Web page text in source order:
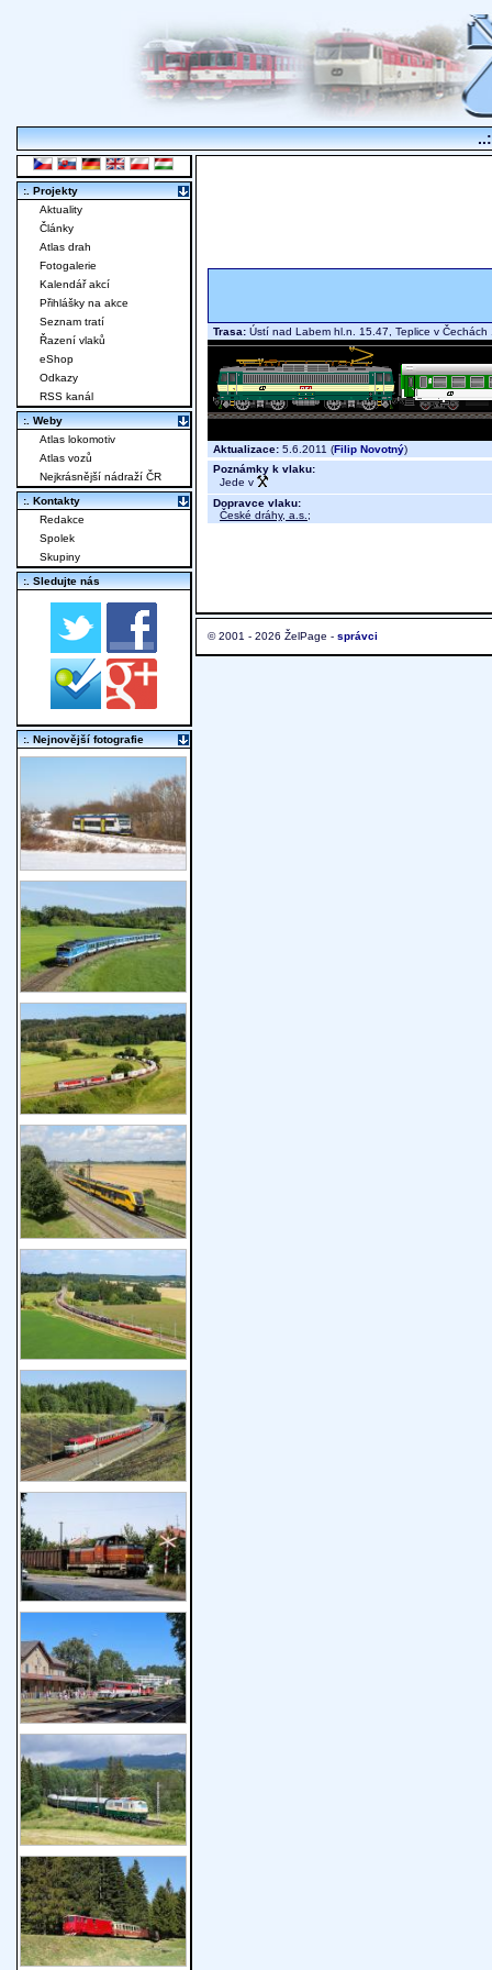
Trasa: Ústí nad Labem hl.n. 15.47, Teplice v
Aktualizace: 5.6.2011 (Filip Novotný)
Poznámky k vlaku:
Jede v
Dopravce vlaku:
České dráhy, a.s. ;
© 2001 - 2026 ŽelPage - správci
:. Projekty
Aktuality
Články
Atlas drah
Fotogalerie
Kalendář akcí
Přihlášky na akce
Seznam tratí
Řazení vlaků
eShop
Odkazy
RSS kanál
:. Weby
Atlas lokomotiv
Atlas vozů
Nejkrásnější nádraží ČR
:. Kontakty
Redakce
Spolek
Skupiny
:. Sledujte nás
:. Nejnovější fotografie